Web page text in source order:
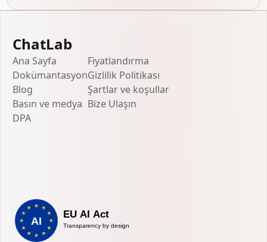
ChatLab
Ana Sayfa
Dokümantasyon
Blog
Basın ve medya
DPA
Fiyatlandırma
Gizlilik Politikası
Şartlar ve koşullar
Bize Ulaşın